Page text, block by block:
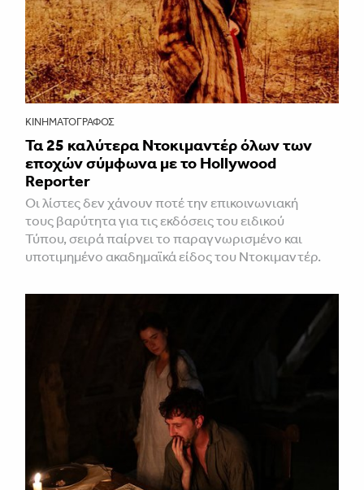
ΚΙΝΗΜΑΤΟΓΡΆΦΟΣ
Τα 25 καλύτερα Ντοκιμαντέρ όλων των
εποχών σύμφωνα με το Hollywood
Reporter
Οι λίστες δεν χάνουν ποτέ την επικοινωνιακή
τους βαρύτητα για τις εκδόσεις του ειδικού
Τύπου, σειρά παίρνει το παραγνωρισμένο και
υποτιμημένο ακαδημαϊκά είδος του Ντοκιμαντέρ.